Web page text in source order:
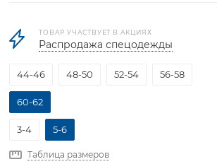
ТОВАР УЧАСТВУЕТ В АКЦИЯХ
Распродажа спецодежды
44-46 48-50 52-54 56-58
60-62
3-4 5-6
Таблица размеров